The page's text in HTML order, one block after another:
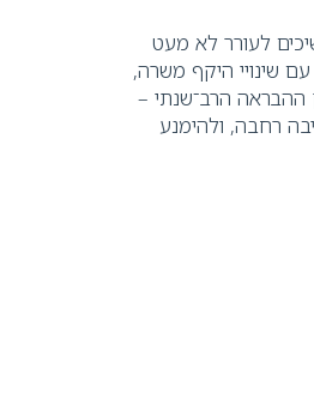
לעורר לא מעט
שינויי היקף משרה,
ההבראה הרב־שנתי –
רחבה, ולהימנע